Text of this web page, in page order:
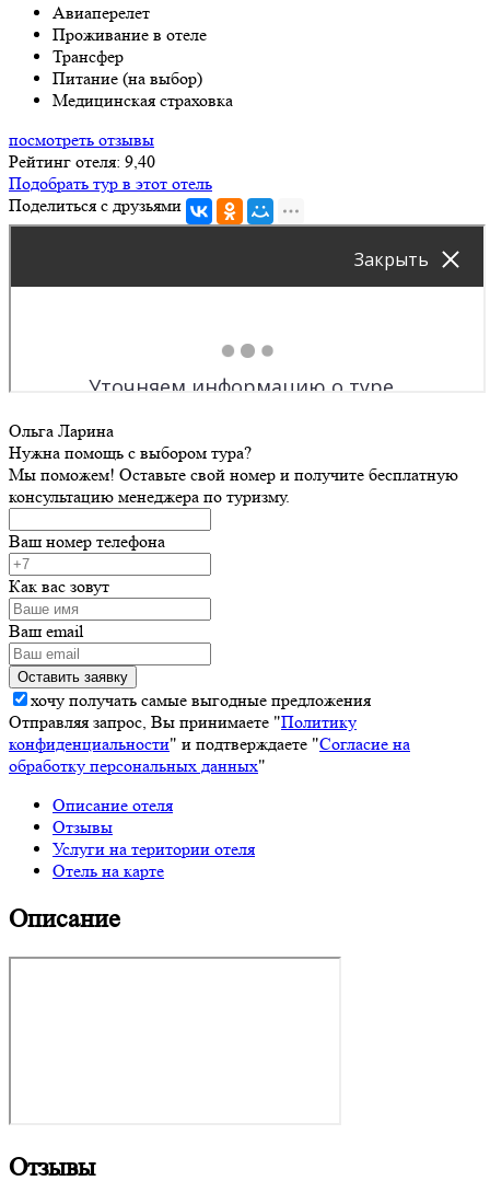
Авиаперелет
Проживание в отеле
Трансфер
Питание (на выбор)
Медицинская страховка
посмотреть отзывы
Рейтинг отеля: 9,40
Подобрать тур в этот отель
Поделиться с друзьями
Ольга Ларина
Нужна помощь с выбором тура?
Мы поможем! Оставьте свой номер и получите бесплатную
консультацию менеджера по туризму.
Ваш номер телефона
Как вас зовут
Ваш email
хочу получать самые выгодные предложения
Отправляя запрос, Вы принимаете "Политику
конфиденциальности" и подтверждаете "Согласие на
обработку персональных данных"
Описание отеля
Отзывы
Услуги на територии отеля
Отель на карте
Описание
Отзывы